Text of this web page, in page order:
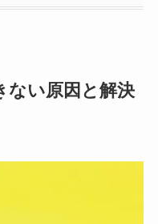
ない原因と解決